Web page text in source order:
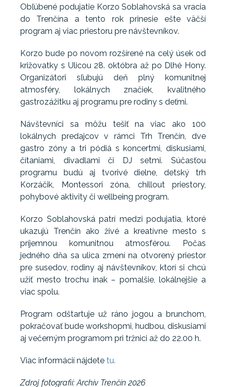
Obľúbené podujatie Korzo Soblahovská sa vracia
do Trenčína a tento rok prinesie ešte väčší
program aj viac priestoru pre návštevníkov.
Korzo bude po novom rozšírené na celý úsek od
križovatky s Ulicou 28. októbra až po Dlhé Hony.
Organizátori sľubujú deň plný komunitnej
atmosféry, lokálnych značiek, kvalitného
gastrozážitku aj programu pre rodiny s deťmi.
Návštevníci sa môžu tešiť na viac ako 100
lokálnych predajcov v rámci Trh Trenčín, dve
gastro zóny a tri pódiá s koncertmi, diskusiami,
čítaniami, divadlami či DJ setmi. Súčasťou
programu budú aj tvorivé dielne, detský trh
Korzáčik, Montessori zóna, chillout priestory,
pohybové aktivity či wellbeing program.
Korzo Soblahovská patrí medzi podujatia, ktoré
ukazujú Trenčín ako živé a kreatívne mesto s
príjemnou komunitnou atmosférou. Počas
jedného dňa sa ulica zmení na otvorený priestor
pre susedov, rodiny aj návštevníkov, ktorí si chcú
užiť mesto trochu inak – pomalšie, lokálnejšie a
viac spolu.
Program odštartuje už ráno jogou a brunchom,
pokračovať bude workshopmi, hudbou, diskusiami
aj večerným programom pri tržnici až do 22.00 h.
Viac informácií nájdete tu.
Zdroj fotografií: Archív Trenčín 2026